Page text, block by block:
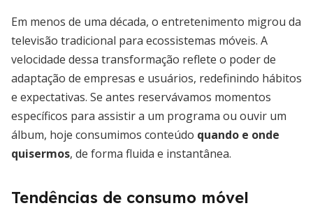
Em menos de uma década, o entretenimento migrou da
televisão tradicional para ecossistemas móveis. A
velocidade dessa transformação reflete o poder de
adaptação de empresas e usuários, redefinindo hábitos
e expectativas. Se antes reservávamos momentos
específicos para assistir a um programa ou ouvir um
álbum, hoje consumimos conteúdo quando e onde
quisermos, de forma fluida e instantânea.
Tendências de consumo móvel